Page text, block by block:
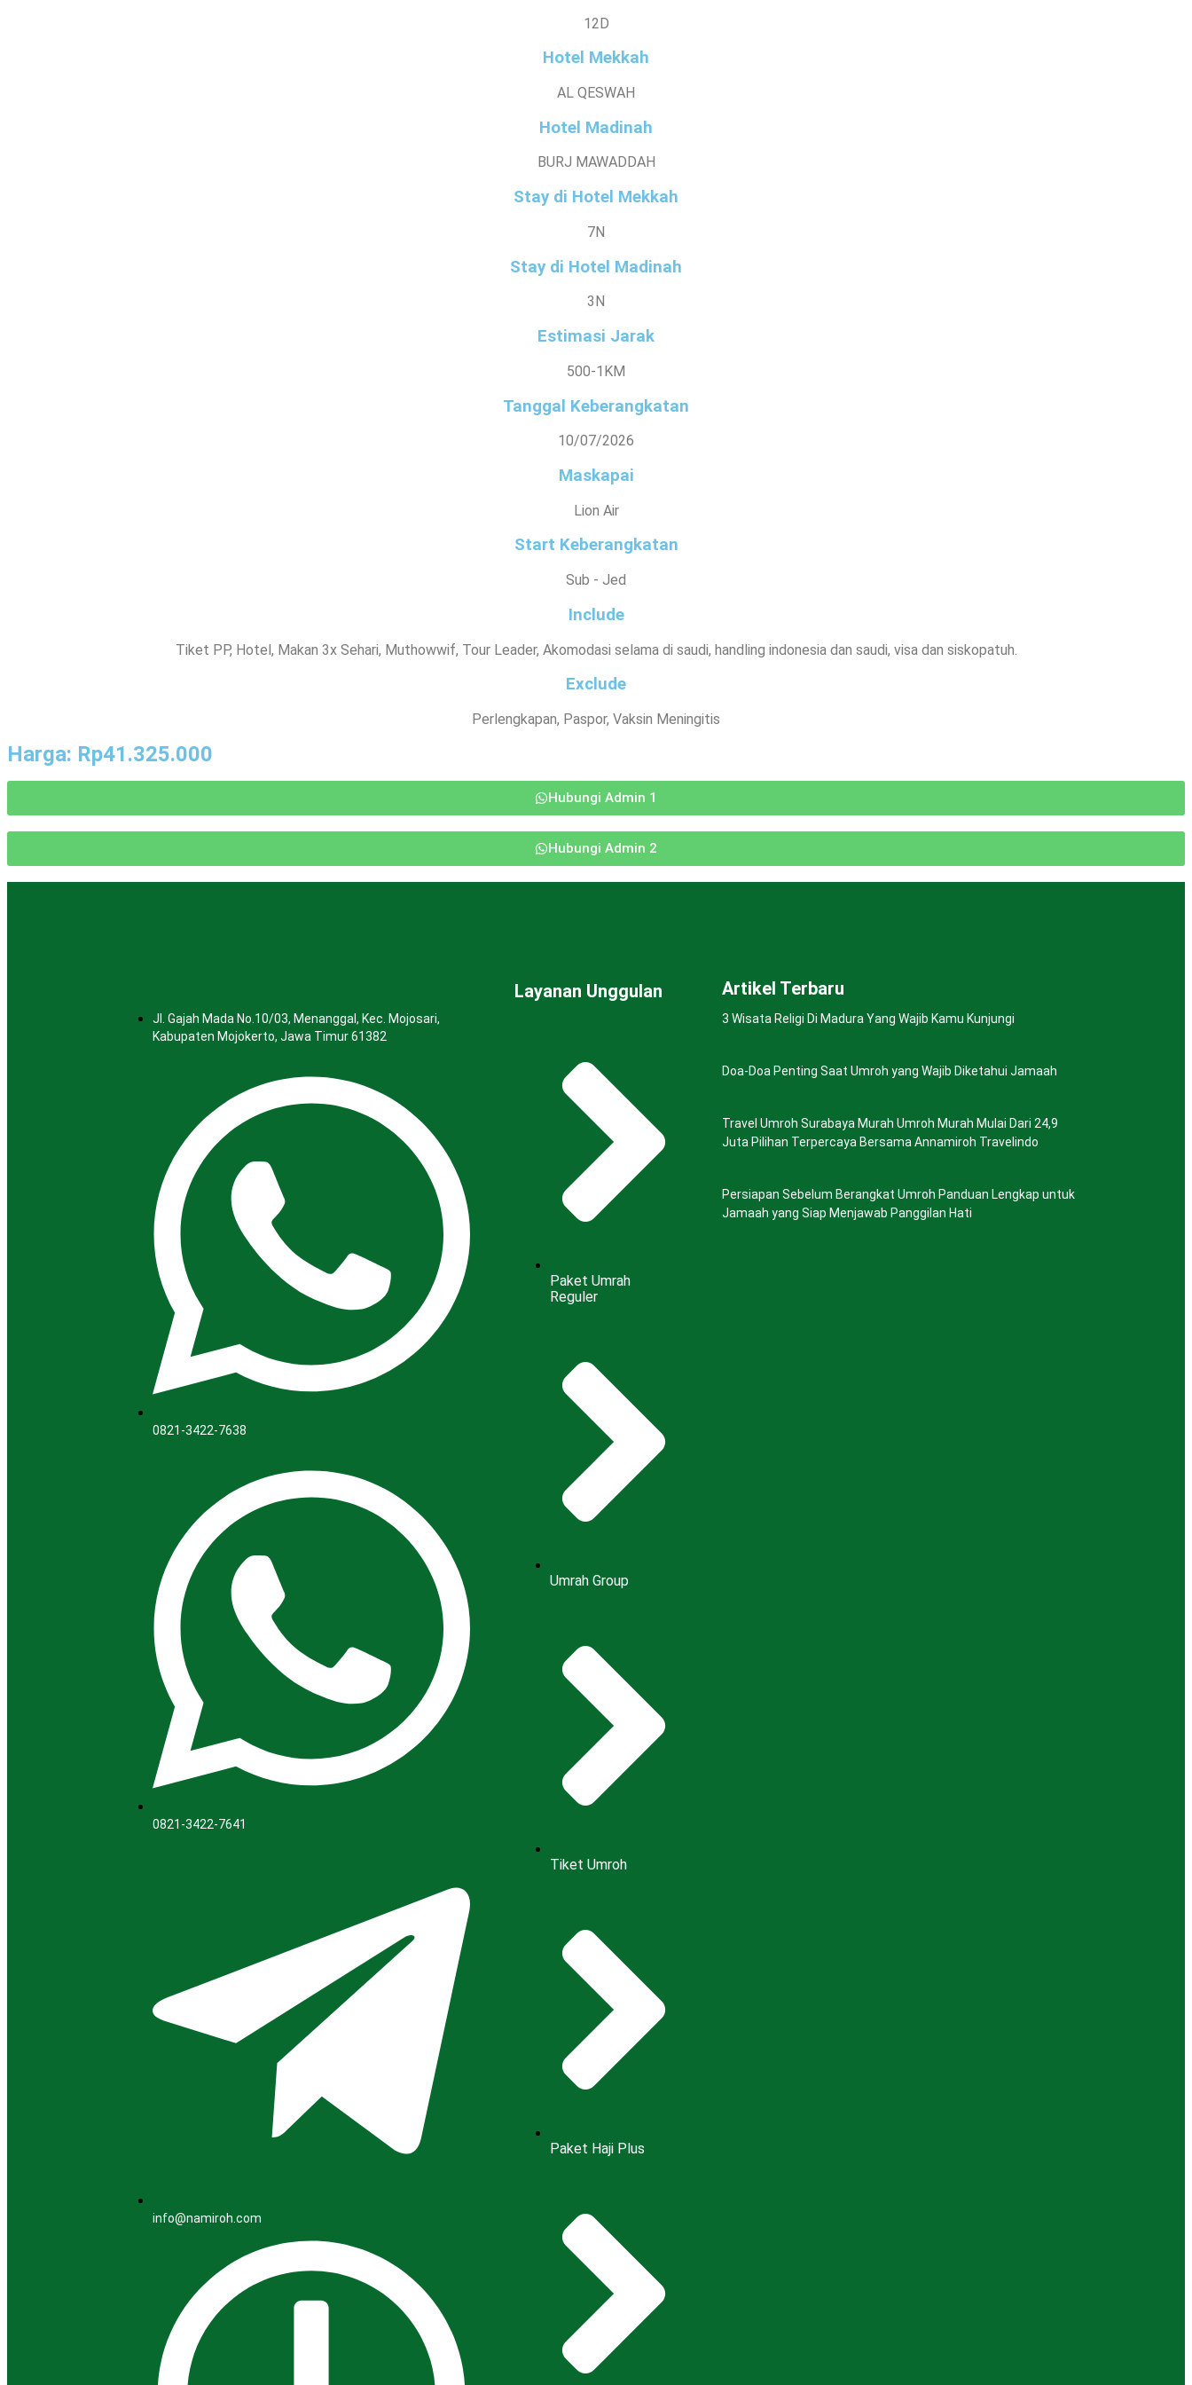
12D
Hotel Mekkah
AL QESWAH
Hotel Madinah
BURJ MAWADDAH
Stay di Hotel Mekkah
7N
Stay di Hotel Madinah
3N
Estimasi Jarak
500-1KM
Tanggal Keberangkatan
10/07/2026
Maskapai
Lion Air
Start Keberangkatan
Sub - Jed
Include
Tiket PP, Hotel, Makan 3x Sehari, Muthowwif, Tour Leader, Akomodasi selama di saudi, handling indonesia dan saudi, visa dan siskopatuh.
Exclude
Perlengkapan, Paspor, Vaksin Meningitis
Harga: Rp41.325.000
Hubungi Admin 1
Hubungi Admin 2
Jl. Gajah Mada No.10/03, Menanggal, Kec. Mojosari,
Kabupaten Mojokerto, Jawa Timur 61382
0821-3422-7638
0821-3422-7641
info@namiroh.com
Layanan Unggulan
Paket Umrah
Reguler
Umrah Group
Tiket Umroh
Paket Haji Plus
Artikel Terbaru
3 Wisata Religi Di Madura Yang Wajib Kamu Kunjungi
Doa-Doa Penting Saat Umroh yang Wajib Diketahui Jamaah
Travel Umroh Surabaya Murah Umroh Murah Mulai Dari 24,9
Juta Pilihan Terpercaya Bersama Annamiroh Travelindo
Persiapan Sebelum Berangkat Umroh Panduan Lengkap untuk
Jamaah yang Siap Menjawab Panggilan Hati